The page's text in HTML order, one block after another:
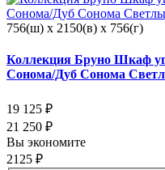
756(ш) x 2150(в) x 756(г)
Коллекция Бруно Шкаф
Сонома/Дуб Сонома
19 125 ₽
21 250 ₽
Вы экономите
2125 ₽